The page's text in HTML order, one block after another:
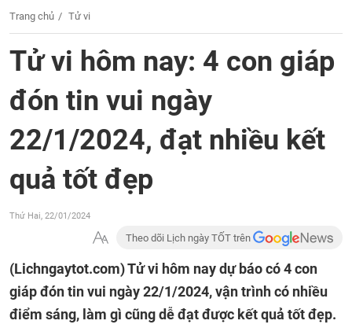
Trang chủ Tử vi
Tử vi hôm nay: 4 con giáp
đón tin vui ngày
22/1/2024, đạt nhiều kết
quả tốt đẹp
Thứ Hai, 22/01/2024
Theo dõi Lịch ngày TỐT trên
(Lichngaytot.com)Tử vi hôm nay dự báo có 4 con
giáp đón tin vui ngày 22/1/2024, vận trình có nhiều
điểm sáng, làm gì cũng dễ đạt được kết quả tốt đẹp.